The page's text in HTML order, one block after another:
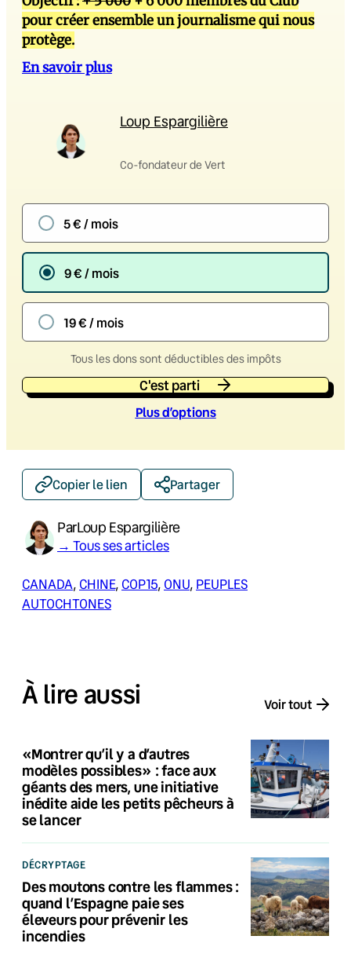
pour créer ensemble un journalisme qui nous
protège.
En savoir plus
Loup Espargilière
Co-fondateur de Vert
5 € / mois
9 € / mois
19 € / mois
Tous les dons sont déductibles des impôts
C'est parti
Plus d’options
Copier le lien Partager
ParLoup Espargilière
→ Tous ses articles
CANADA, CHINE, COP15, ONU, PEUPLES
AUTOCHTONES
À lire aussi Voir tout
«Montrer qu’il y a d’autres
modèles possibles» : face aux
géants des mers, une initiative
inédite aide les petits pêcheurs à
se lancer
DÉCRYPTAGE
Des moutons contre les flammes :
quand l’Espagne paie ses
éleveurs pour prévenir les
incendies